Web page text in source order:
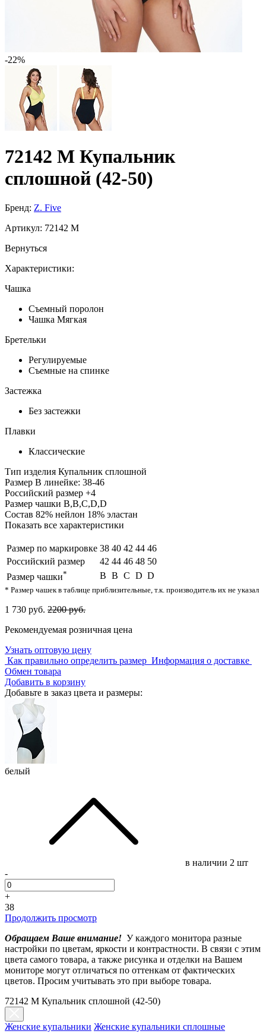
-22%
72142 M Купальник
сплошной (42-50)
Бренд: Z. Five
Артикул: 72142 M
Вернуться
Характеристики:
Чашка
Съемный поролон
Чашка Мягкая
Бретельки
Регулируемые
Съемные на спинке
Застежка
Без застежки
Плавки
Классические
Тип изделия Купальник сплошной
Размер В линейке: 38-46
Российский размер +4
Размер чашки B,B,C,D,D
Состав 82% нейлон 18% эластан
Показать все характеристики
Размер по маркировке 38 40 42 44 46
Российский размер
42 44 46 48 50
Размер чашки* B B C D D
* Размер чашек в таблице приблизительные, т.к. производитель их не указал
1 730 руб. 2200 руб.
Рекомендуемая розничная цена
Узнать оптовую цену
Как правильно определить размер Информация о доставке
Обмен товара
Добавить в корзину
Добавьте в заказ цвета и размеры:
белый
в наличии 2 шт
-
+
38
Продолжить просмотр
Обращаем Ваше внимание! У каждого монитора разные
настройки по цветам, яркости и контрастности. В связи с этим
цвета самого товара, а также рисунка и отделки на Вашем
мониторе могут отличаться по оттенкам от фактических
цветов. Просим учитывать это при выборе товара.
72142 M Купальник сплошной (42-50)
Женские купальники Женские купальники сплошные